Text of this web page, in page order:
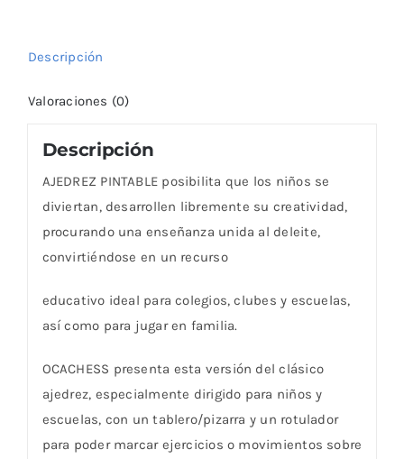
Descripción
Valoraciones (0)
Descripción
AJEDREZ PINTABLE posibilita que los niños se
diviertan, desarrollen libremente su creatividad,
procurando una enseñanza unida al deleite,
convirtiéndose en un recurso
educativo ideal para colegios, clubes y escuelas,
así como para jugar en familia.
OCACHESS presenta esta versión del clásico
ajedrez, especialmente dirigido para niños y
escuelas, con un tablero/pizarra y un rotulador
para poder marcar ejercicios o movimientos sobre